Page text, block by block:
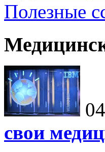
Полезные
свои